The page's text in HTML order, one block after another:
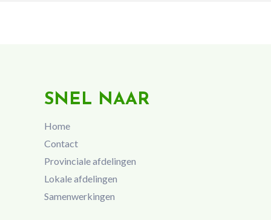
SNEL NAAR
Home
Contact
Provinciale afdelingen
Lokale afdelingen
Samenwerkingen